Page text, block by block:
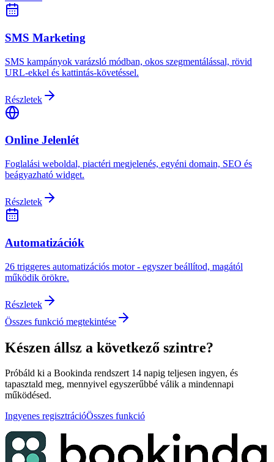
SMS Marketing
SMS kampányok varázsló módban, okos szegmentálással, rövid
URL-ekkel és kattintás-követéssel.
Részletek
Online Jelenlét
Foglalási weboldal, piactéri megjelenés, egyéni domain, SEO és
beágyazható widget.
Részletek
Automatizációk
26 triggeres automatizációs motor - egyszer beállítod, magától
működik örökre.
Részletek
Összes funkció megtekintése
Készen állsz a következő szintre?
Próbáld ki a Bookinda rendszert 14 napig teljesen ingyen, és
tapasztald meg, mennyivel egyszerűbbé válik a mindennapi
működésed.
Ingyenes regisztrációÖsszes funkció